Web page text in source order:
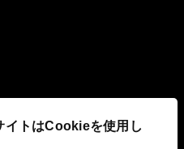
イトはCookieを使用し